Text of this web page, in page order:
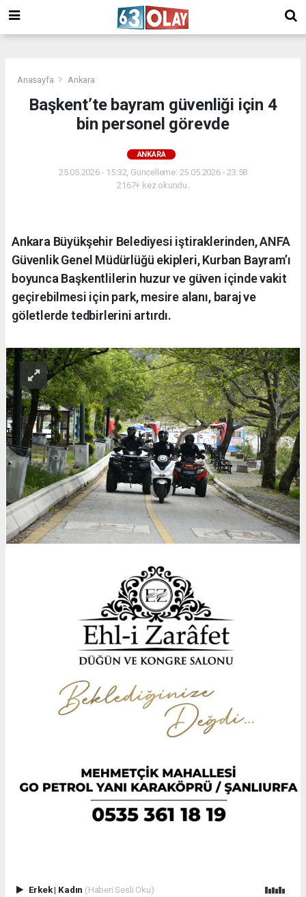
Anasayfa Ankara
Başkent’te bayram güvenliği için 4
bin personel görevde
ANKARA
25.05.2026 - 15:32, Güncelleme: 25.05.2026 - 23:58
2167+ kez okundu.
Ankara Büyükşehir Belediyesi iştiraklerinden, ANFA
Güvenlik Genel Müdürlüğü ekipleri, Kurban Bayram’ı
boyunca Başkentlilerin huzur ve güven içinde vakit
geçirebilmesi için park, mesire alanı, baraj ve
göletlerde tedbirlerini artırdı.
Erkek| Kadın (Haberi Sesli Oku)